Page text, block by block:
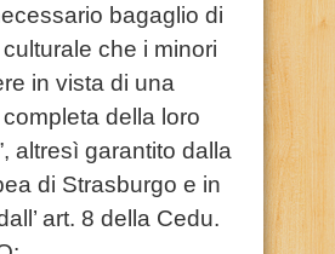
bagaglio di
che i minori
in vista di una
della loro
altresì garantito dalla
di Strasburgo e in
art. 8 della Cedu.